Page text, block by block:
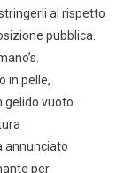
al rispetto
pubblica.
in pelle,
vuoto.
annunciato
per